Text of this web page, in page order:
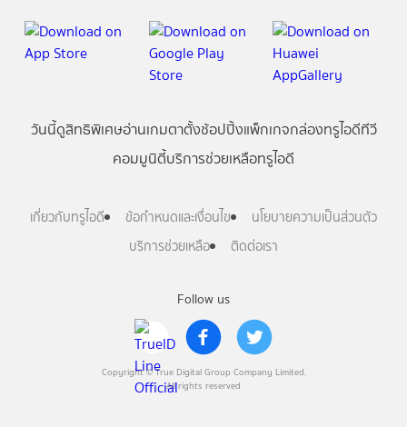
Follow us
Copyright © True Digital Group Company Limited.
All rights reserved
วันนี้ดูสิทธิพิเศษอ่านเกมตาตั้งช้อปปิ้งแพ็กเกจกล่องทรูไอดีทีวี
คอมมูนิตี้บริการช่วยเหลือทรูไอดี
เกี่ยวกับทรูไอดี ข้อกำหนดและเงื่อนไข
นโยบายความเป็นส่วนตัว
บริการช่วยเหลือ
ติดต่อเรา